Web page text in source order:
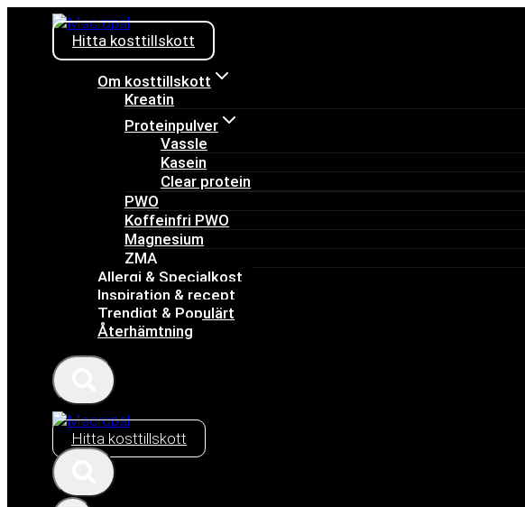
content
Hitta kosttillskott
Om kosttillskott
Kreatin
Proteinpulver
Vassle
Kasein
Clear protein
PWO
Koffeinfri PWO
Magnesium
ZMA
Allergi & Specialkost
Inspiration & recept
Trendigt & Populärt
Återhämtning
Hitta kosttillskott